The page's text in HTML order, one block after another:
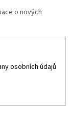
o nových
osobních údajů